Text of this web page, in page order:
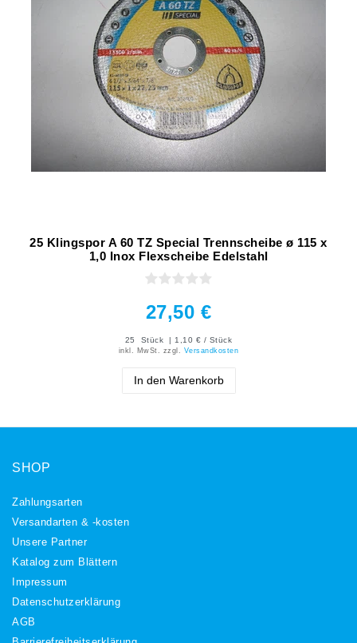
25 Klingspor A 60 TZ Special Trennscheibe ø 115 x
1,0 Inox Flexscheibe Edelstahl
27,50 €
25 Stück | 1,10 € / Stück
inkl. MwSt. zzgl. Versandkosten
In den Warenkorb
SHOP
Zahlungsarten
Versandarten & -kosten
Unsere Partner
Katalog zum Blättern
Impressum
Daten­schutz­erklärung
AGB